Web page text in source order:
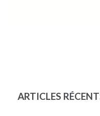
ARTICLES